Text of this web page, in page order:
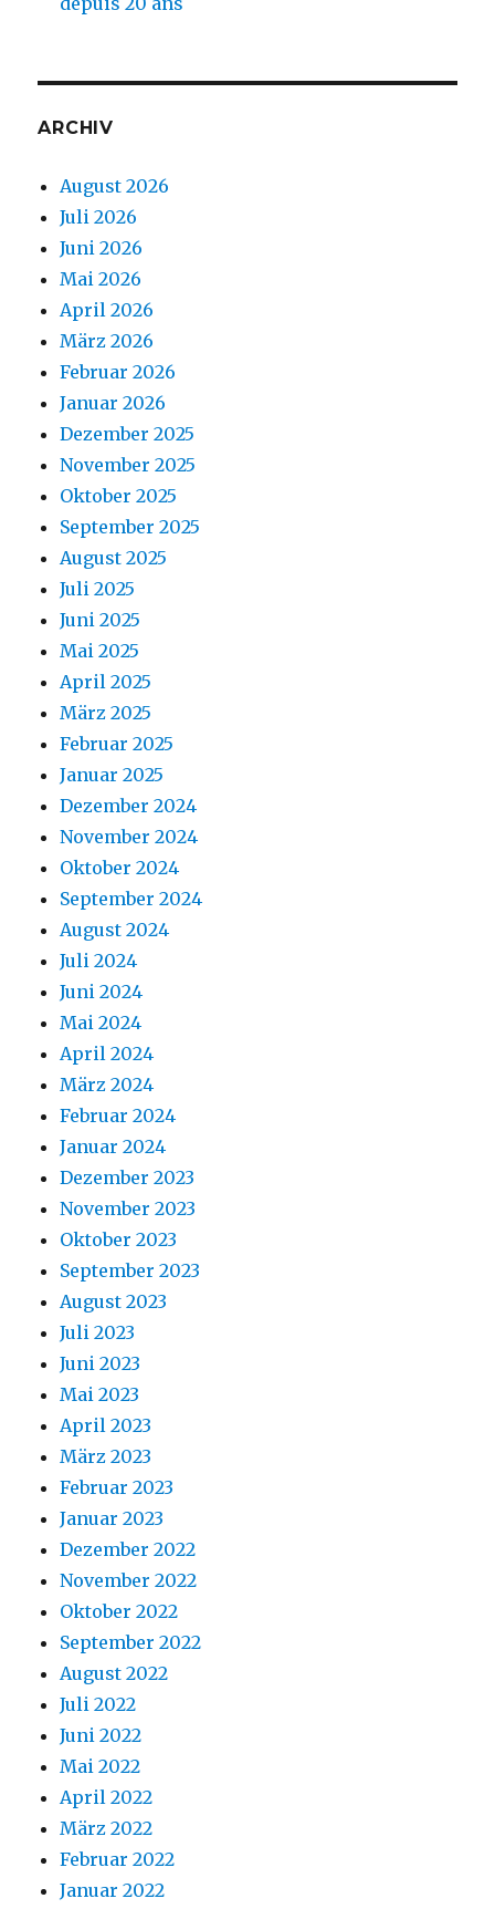
ARCHIV
August 2026
Juli 2026
Juni 2026
Mai 2026
April 2026
März 2026
Februar 2026
Januar 2026
Dezember 2025
November 2025
Oktober 2025
September 2025
August 2025
Juli 2025
Juni 2025
Mai 2025
April 2025
März 2025
Februar 2025
Januar 2025
Dezember 2024
November 2024
Oktober 2024
September 2024
August 2024
Juli 2024
Juni 2024
Mai 2024
April 2024
März 2024
Februar 2024
Januar 2024
Dezember 2023
November 2023
Oktober 2023
September 2023
August 2023
Juli 2023
Juni 2023
Mai 2023
April 2023
März 2023
Februar 2023
Januar 2023
Dezember 2022
November 2022
Oktober 2022
September 2022
August 2022
Juli 2022
Juni 2022
Mai 2022
April 2022
März 2022
Februar 2022
Januar 2022